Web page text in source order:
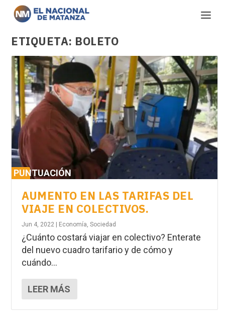
ETIQUETA: BOLETO
PUNTUACIÓN
AUMENTO EN LAS TARIFAS DEL
VIAJE EN COLECTIVOS.
Jun 4, 2022 Economía,Sociedad
¿Cuánto costará viajar en colectivo? Enterate
del nuevo cuadro tarifario y de cómo y
cuándo...
LEER MÁS